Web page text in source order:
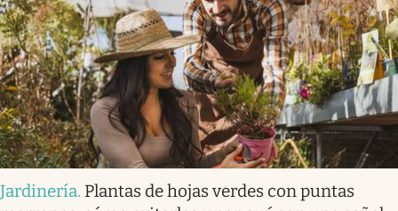
Jardinería. Plantas de hojas verdes con puntas